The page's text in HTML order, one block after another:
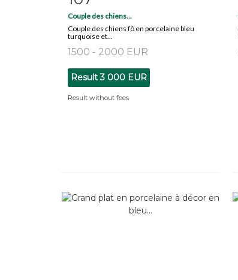
Couple des chiens...
Couple des chiens fô en porcelaine bleu
turquoise et...
1500 - 2000 EUR
Result3 000 EUR
Result without fees